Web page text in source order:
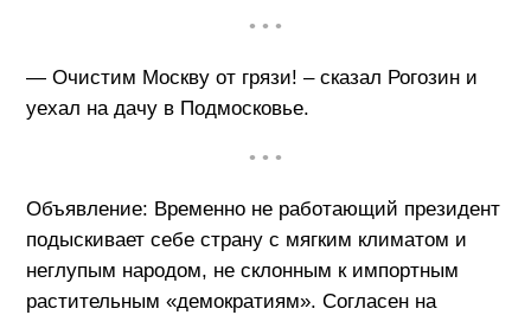
• • •
— Очистим Москву от грязи! – сказал Рогозин и
уехал на дачу в Подмосковье.
• • •
Объявление: Временно не работающий президент
подыскивает себе страну с мягким климатом и
неглупым народом, не склонным к импортным
растительным «демократиям». Согласен на